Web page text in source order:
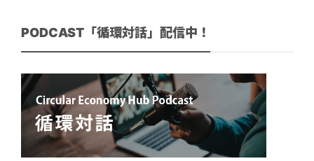
PODCAST「循環対話」配信中！